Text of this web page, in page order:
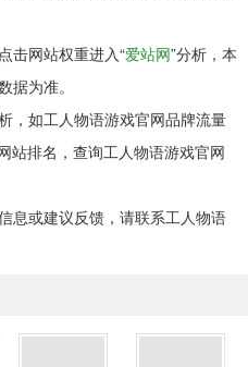
网站权重进入“爱站网”分析，本
据为准。
如工人物语游戏官网品牌流量
站排名，查询工人物语游戏官网
或建议反馈，请联系工人物语